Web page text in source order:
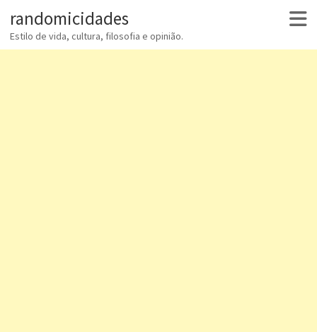
randomicidades
Estilo de vida, cultura, filosofia e opinião.